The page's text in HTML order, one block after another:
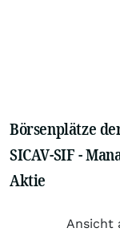
Börsenplätze
SICAV-SIF -
Aktie
Ansicht